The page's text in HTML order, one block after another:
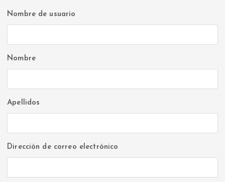
Nombre de usuario
Nombre
Apellidos
Dirección de correo electrónico